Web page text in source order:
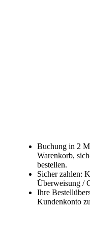
Buchung in 2
Warenkorb,
bestellen.
Sicher zahlen:
Überweisung /
Ihre
Kundenkonto